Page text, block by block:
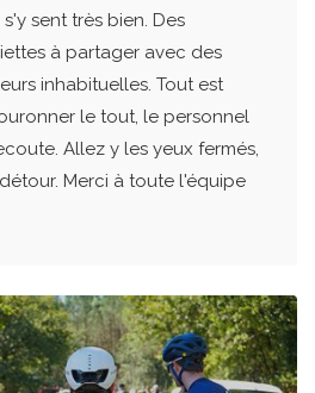
sent très bien. Des
à partager avec des
inhabituelles. Tout est
le tout, le personnel
Allez y les yeux fermés,
Merci à toute l'équipe